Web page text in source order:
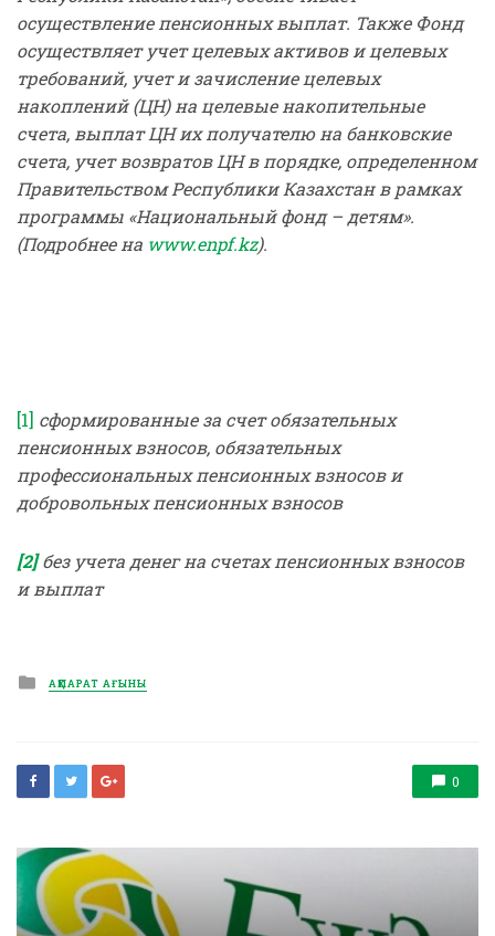
осуществление пенсионных выплат. Также Фонд
осуществляет учет целевых активов и целевых
требований, учет и зачисление целевых
накоплений (ЦН) на целевые накопительные
счета, выплат ЦН их получателю на банковские
счета, учет возвратов ЦН в порядке, определенном
Правительством Республики Казахстан в рамках
программы «Национальный фонд – детям».
(Подробнее на www.enpf.kz).
[1] сформированные за счет обязательных
пенсионных взносов, обязательных
профессиональных пенсионных взносов и
добровольных пенсионных взносов
[2]без учета денег на счетах пенсионных взносов
и выплат
Posted
in
АҚПАРАТ АҒЫНЫ
0